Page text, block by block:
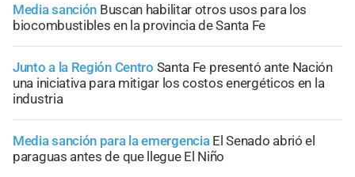
Media sanción Buscan habilitar otros usos para los
biocombustibles en la provincia de Santa Fe
Junto a la Región Centro Santa Fe presentó ante Nación
una iniciativa para mitigar los costos energéticos en la
industria
Media sanción para la emergencia El Senado abrió el
paraguas antes de que llegue El Niño